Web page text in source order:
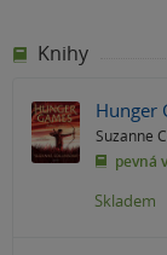
Knihy
Hunger
Suzanne
pevná
Skladem